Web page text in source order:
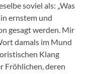
soviel als: „Was
in ernstem und
gesagt werden. Mir
damals im Mund
Klang
Fröhlichen, deren